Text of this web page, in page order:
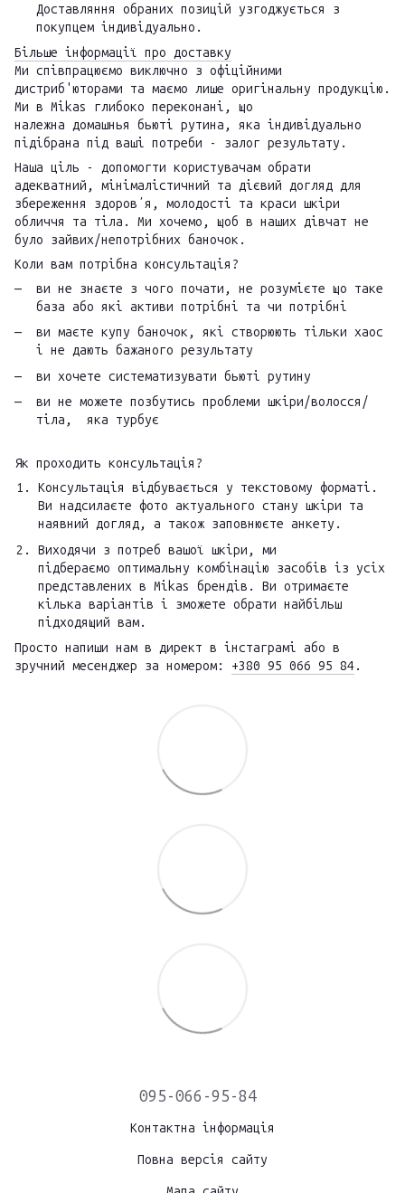
Доставляння обраних позицій узгоджується з
покупцем індивідуально.
Більше інформації про доставку
Ми співпрацюємо виключно з офіційними
дистриб'юторами та маємо лише оригінальну продукцію.
Ми в Mikas глибоко переконані, що
належна домашнья бьюті рутина, яка індивідуально
підібрана під ваші потреби - залог результату.
Наша ціль - допомогти користувачам обрати
адекватний, мінімалістичний та дієвий догляд для
збереження здоровʼя, молодості та краси шкіри
обличчя та тіла. Ми хочемо, щоб в наших дівчат не
було зайвих/непотрібних баночок.
Коли вам потрібна консультація?
ви не знаєте з чого почати, не розумієте що таке
база або які активи потрібні та чи потрібні
ви маєте купу баночок, які створюють тільки хаос
і не дають бажаного результату
ви хочете систематизувати бьюті рутину
ви не можете позбутись проблеми шкіри/волосся/
тіла, яка турбує
Як проходить консультація?
Консультація відбувається у текстовому форматі.
Ви надсилаєте фото актуального стану шкіри та
наявний догляд, а також заповнюєте анкету.
Виходячи з потреб вашої шкіри, ми
підбераємо оптимальну комбінацію засобів із усіх
представлених в Mikas брендів. Ви отримаєте
кілька варіантів і зможете обрати найбільш
підходящий вам.
Просто напиши нам в директ в інстаграмі або в
зручний месенджер за номером: +380 95 066 95 84.
095-066-95-84
Контактна інформація
Повна версія сайту